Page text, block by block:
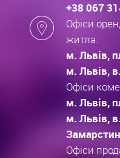
+38 067
Офіси
житла:
м. Львів,
м. Львів,
Офіси
м. Львів,
м. Львів, в.
Офіси